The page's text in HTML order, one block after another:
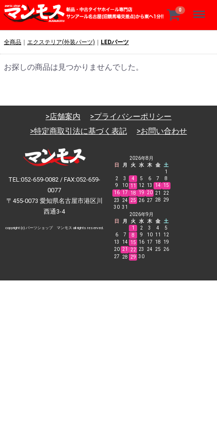
0 Menu
全商品 エクステリア(外装パーツ) LEDパーツ
お探しの商品は見つかりませんでした。
>店舗案内
>プライバシーポリシー
>特定商取引法に基づく表記
>お問い合わせ
TEL:052-659-0082 / FAX:052-659-
0077
〒455-0073 愛知県名古屋市港区川
西通3-4
copyright (c) パーツショップ マンモス all rights reserved.
2026年8月
日
月 火 水 木 金
土
1
2
3 4 5 6 7
8
9
10 11 12 13 14
15
16 17 18 19 20 21
22
23
24 25 26 27 28
29
30 31
2026年9月
日
月 火 水 木 金
土
1
2 3 4
5
6
7 8 9 10 11
12
13
14 15 16 17 18
19
20 21 22 23 24 25
26
27
28 29 30